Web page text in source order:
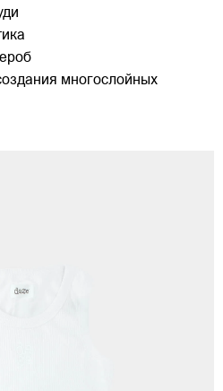
многослойных